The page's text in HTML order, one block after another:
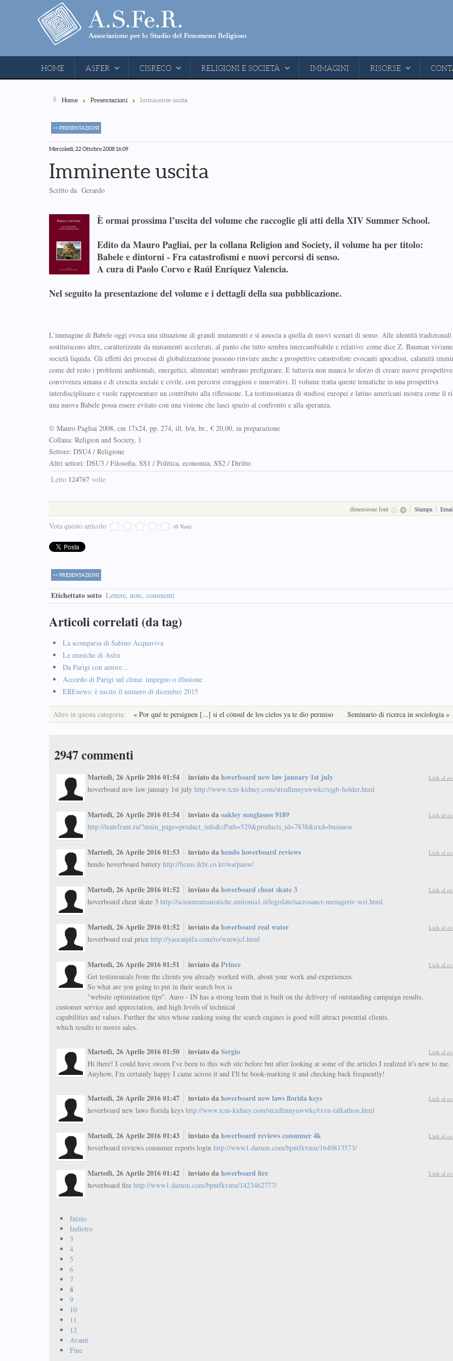
HOME ASFER CISRECO RELIGIONI E SOCIETÀ IMMAGINI RISORSE
Home Presentazioni Imminente uscita
<< PRESENTAZIONI
Mercoledì, 22 Ottobre 2008 16:09
Imminente uscita
Scritto da Gerardo
È ormai prossima l’uscita del volume che raccoglie gliatti della XIV Summer School.
Edito daMauro Pagliai, per la collanaReligion and Society, il volume ha per titolo:
Babele e dintorni - Fra catastrofismi e nuovi percorsi di senso.
A cura di Paolo Corvo e Raúl Enríquez Valencia.
Nel seguito la presentazione del volume e i dettagli della sua pubblicazione.
L’immagine di Babele oggi evoca una situazione di grandi mutamenti e si associa a quella di nuovi scenari di senso. Alle identità tradizionali
sostituiscono altre, caratterizzate da mutamenti accelerati, al punto che tutto sembra intercambiabile e relativo: come dice Z. Bauman
società liquida. Gli effetti dei processi di globalizzazione possono rinviare anche a prospettive catastrofiste evocanti apocalissi, calamità
come del resto i problemi ambientali, energetici, alimentari sembrano prefigurare. E tuttavia non manca lo sforzo di creare nuove
convivenza umana e di crescita sociale e civile, con percorsi coraggiosi e innovativi. Il volume tratta queste tematiche in una prospettiva
interdisciplinare e vuole rappresentare un contributo alla riflessione. La testimonianza di studiosi europei e latino americani mostra come il
una nuova Babele possa essere evitato con una visione che lasci spazio al confronto e alla speranza.
© Mauro Pagliai 2008, cm 17x24, pp. 274, ill. b/n, br., € 20,00, in preparazione
Collana: Religion and Society, 1
Settore: DSU4 / Religione
Altri settori: DSU3 / Filosofia, SS1 / Politica, economia, SS2 / Diritto
Letto 124767 volte
dimensione font Stampa
Vota questo articolo (0 Voti)
<< PRESENTAZIONI
Etichettato sotto Lettere, note, commenti
Articoli correlati (da tag)
La scomparsa di Sabino Acquaviva
Le musiche di Asfer
Da Parigi con amore…
Accordo di Parigi sul clima: impegno o illusione
EREnews: è uscito il numero di dicembre 2015
Altro in questa categoria: « Por qué te persiguen [...] si el cónsul de los cielos ya te dio permiso Seminario di ricerca in sociologia »
2947commenti
Link al
Martedì, 26 Aprile 2016 01:54 inviato dahoverboard new law january 1st july
hoverboard new law january 1st july http://www.tcm-kidney.com/strzdlmnyuwwkc/xjgb-holder.html
Link al
Martedì, 26 Aprile 2016 01:54 inviato daoakley sunglasses 9189
http://teatrfrant.ru/?main_page=product_info&cPath=529&products_id=7838&uxd=business
Link al
Martedì, 26 Aprile 2016 01:53 inviato dahendo hoverboard reviews
hendo hoverboard battery http://hcms.ikbt.co.kr/wa/pauw/
Link al
Martedì, 26 Aprile 2016 01:52 inviato dahoverboard cheat skate 3
hoverboard cheat skate 3 http://scienzeumanistiche.uniroma1.it/legislate/sacrosanct-menagerie-wzi.html
Link al
Martedì, 26 Aprile 2016 01:52 inviato dahoverboard real water
hoverboard real price http://yaocaipifa.com/ro/wmwjcf.html
Link al
Martedì, 26 Aprile 2016 01:51 inviato daPrince
Get testimonials from the clients you already worked with, about your work and experiences.
So what are you going to put in their search box is
"website optimization tips". Auro - IN has a strong team that is built on the delivery of outstanding campaign results,
customer service and appreciation, and high levels of technical
capabilities and values. Further the sites whose ranking using the search engines is good will attract potential clients,
which results to mores sales.
Link al
Martedì, 26 Aprile 2016 01:50 inviato daSergio
Hi there! I could have sworn I've been to this web site before but after looking at some of the articles I realized it's new to me.
Anyhow, I'm certainly happy I came across it and I'll be book-marking it and checking back frequently!
Link al
Martedì, 26 Aprile 2016 01:47 inviato dahoverboard new laws florida keys
hoverboard new laws florida keys http://www.tcm-kidney.com/strzdlmnyuwwkc/txvn-talkathon.html
Link al
Martedì, 26 Aprile 2016 01:43 inviato dahoverboard reviews consumer 4k
hoverboard reviews consumer reports login http://www1.dazum.com/bpntfkvmu/1640813573/
Link al
Martedì, 26 Aprile 2016 01:42 inviato dahoverboard fire
hoverboard fire http://www1.dazum.com/bpntfkvmu/1423462777/
Inizio
Indietro
3
4
5
6
7
8
9
10
11
12
Avanti
Fine